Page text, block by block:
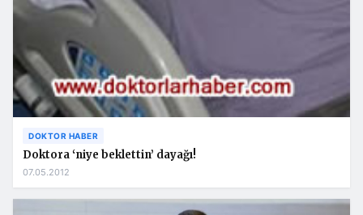
DOKTOR HABER
Doktora ‘niye beklettin’ dayağı!
07.05.2012